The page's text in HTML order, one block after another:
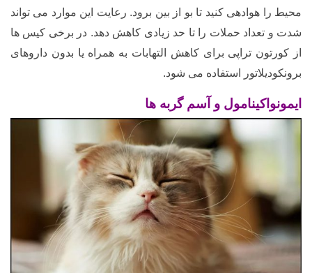
محیط را هوادهی کنید تا بو از بین برود. رعایت این موارد می تواند
شدت و تعداد حملات را تا حد زیادی کاهش دهد. در برخی کیس ها
از کورتون تراپی برای کاهش التهابات به همراه یا بدون داروهای
برونکودیلاتور استفاده می شود.
ایمونواکینامول و آسم گربه ها